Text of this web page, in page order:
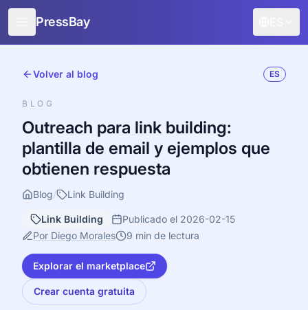
PressBay
Cómo funciona
Promoción gratuita
Blog
Iniciar sesión
Volver al blog ES
BLOG
Outreach para link building:
plantilla de email y ejemplos que
obtienen respuesta
Blog/ Link Building
Link Building
Publicado el 2026-02-15
Por Diego Morales
9 min de lectura
Explorar el marketplace
Crear cuenta gratuita